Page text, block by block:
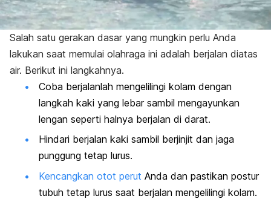
Salah satu gerakan dasar yang mungkin perlu Anda
lakukan saat memulai olahraga ini adalah berjalan diatas
air. Berikut ini langkahnya.
Coba berjalanlah mengelilingi kolam dengan
langkah kaki yang lebar sambil mengayunkan
lengan seperti halnya berjalan di darat.
Hindari berjalan kaki sambil berjinjit dan jaga
punggung tetap lurus.
Kencangkan otot perut Anda dan pastikan postur
tubuh tetap lurus saat berjalan mengelilingi kolam.